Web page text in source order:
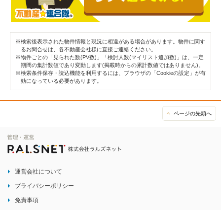
※検索後表示された物件情報と現況に相違がある場合があります。物件に関す
るお問合せは、各不動産会社様に直接ご連絡ください。
※物件ごとの「見られた数(PV数)」「検討人数(マイリスト追加数)」は、一定
期間の集計数値であり変動します(掲載時からの累計数値ではありません)。
※検索条件保存・読込機能を利用するには、ブラウザの「Cookieの設定」が有
効になっている必要があります。
ページの先頭へ
運営会社について
プライバシーポリシー
免責事項